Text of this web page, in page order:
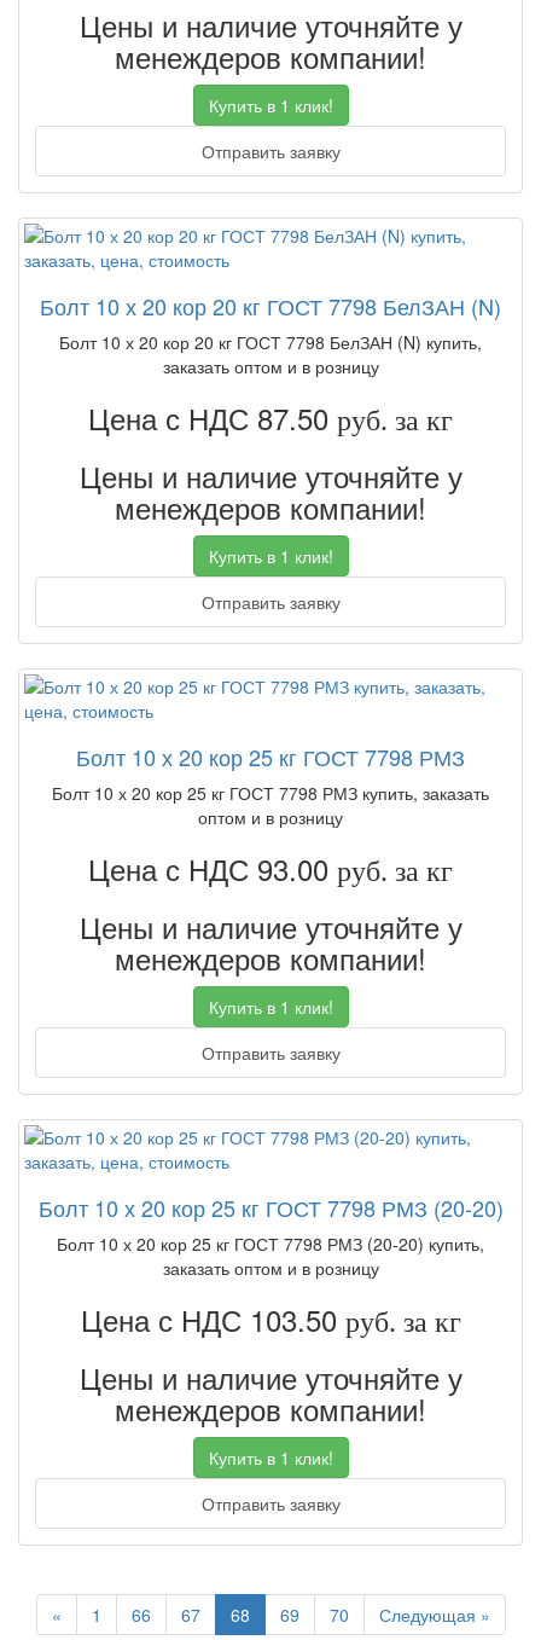
Цены и наличие уточняйте у
менеждеров компании!
Купить в 1 клик!
Отправить заявку
Болт 10 х 20 кор 20 кг ГОСТ 7798 БелЗАН (N)
Болт 10 х 20 кор 20 кг ГОСТ 7798 БелЗАН (N) купить,
заказать оптом и в розницу
Цена с НДС 87.50 руб. за кг
Цены и наличие уточняйте у
менеждеров компании!
Купить в 1 клик!
Отправить заявку
Болт 10 х 20 кор 25 кг ГОСТ 7798 РМЗ
Болт 10 х 20 кор 25 кг ГОСТ 7798 РМЗ купить, заказать
оптом и в розницу
Цена с НДС 93.00 руб. за кг
Цены и наличие уточняйте у
менеждеров компании!
Купить в 1 клик!
Отправить заявку
Болт 10 х 20 кор 25 кг ГОСТ 7798 РМЗ (20-20)
Болт 10 х 20 кор 25 кг ГОСТ 7798 РМЗ (20-20) купить,
заказать оптом и в розницу
Цена с НДС 103.50 руб. за кг
Цены и наличие уточняйте у
менеждеров компании!
Купить в 1 клик!
Отправить заявку
«Previous
1 66 67 68 69 70 Следующая »Next